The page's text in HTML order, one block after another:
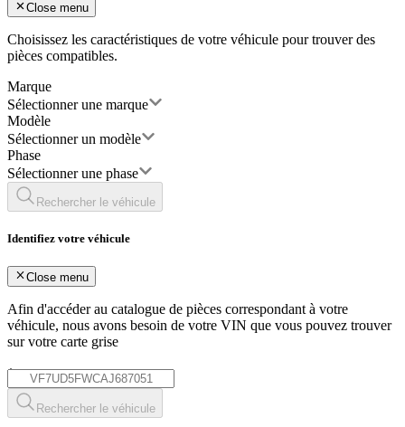
Close menu
Choisissez les caractéristiques de votre véhicule pour trouver des
pièces compatibles.
Marque
Sélectionner une marque
Modèle
Sélectionner un modèle
Phase
Sélectionner une phase
Rechercher le véhicule
Identifiez votre véhicule
Close menu
Afin d'accéder au catalogue de pièces correspondant à votre
véhicule, nous avons besoin de votre VIN que vous pouvez trouver
sur votre carte grise
*
Rechercher le véhicule